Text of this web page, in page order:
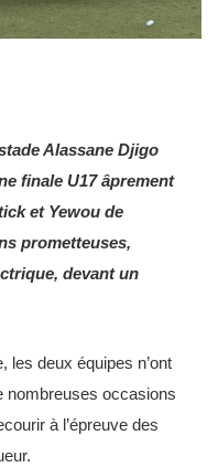
Alassane Djigo
finale U17 âprement
et Yewou de
prometteuses,
devant un
les deux équipes n’ont
nombreuses occasions
à l’épreuve des